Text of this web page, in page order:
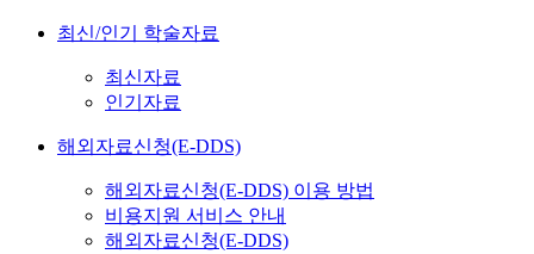
최신/인기 학술자료
최신자료
인기자료
해외자료신청(E-DDS)
해외자료신청(E-DDS) 이용 방법
비용지원 서비스 안내
해외자료신청(E-DDS)